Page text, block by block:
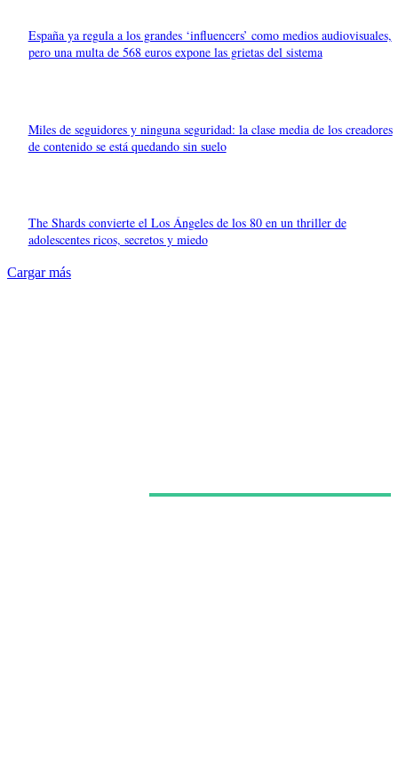
España ya regula a los grandes ‘influencers’ como medios audiovisuales,
pero una multa de 568 euros expone las grietas del sistema
Miles de seguidores y ninguna seguridad: la clase media de los creadores
de contenido se está quedando sin suelo
The Shards convierte el Los Ángeles de los 80 en un thriller de
adolescentes ricos, secretos y miedo
Cargar más